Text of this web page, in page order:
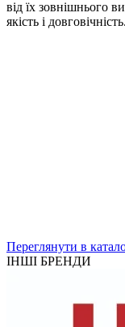
від їх зовнішнього
якість і довговічність.
Переглянути в
ІНШІ БРЕНДИ